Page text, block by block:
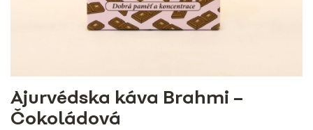
Ajurvédska káva Brahmi –
Čokoládová